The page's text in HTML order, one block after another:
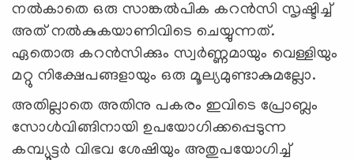
നൽകാതെ ഒരു സാങ്കൽപിക കറൻസി സൃഷ്ടിച്ച്
അത് നൽകുകയാണിവിടെ ചെയ്യുന്നത്.
ഏതൊരു കറൻസിക്കും സ്വർണ്ണമായും വെള്ളിയും
മറ്റു നിക്ഷേപങ്ങളായും ഒരു മൂല്യമുണ്ടാകുമല്ലോ.
അതില്ലാതെ അതിനു പകരം ഇവിടെ പ്രോബ്ലം
സോള്‍വിങ്ങിനായി ഉപയോഗിക്കപ്പെടുന്ന
കമ്പ്യൂട്ടർ വിഭവ ശേഷിയും അതുപയോഗിച്ച്